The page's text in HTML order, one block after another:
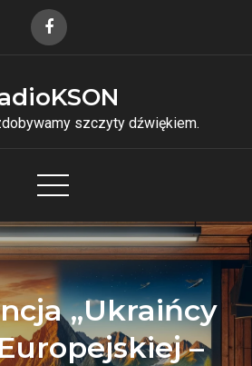
szczyty dźwiękiem.
„Ukraińcy
–